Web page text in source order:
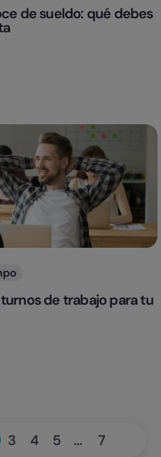
de sueldo: qué debes
de trabajo para tu
Page
3 Page
4 Page
5 … Page
7